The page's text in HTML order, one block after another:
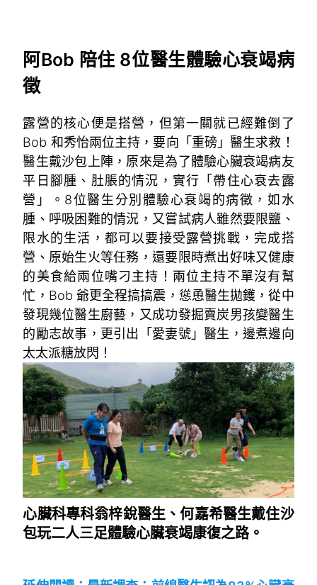
阿Bob 陪住 8位醫生體驗心衰竭病
徵
露營的核心便是搭營，但第一關就已經難倒了
Bob 和秀怡兩位主持，要向「重磅」醫生求救！
醫生戴沙包上陣，原來是為了體驗心臟衰竭病友
平日腳腫、肚脹的情況，實行「帶住心衰去露
營」。8位醫生分別體驗心衰竭的病徵，如水
腫、呼吸困難的情況，又嘗試病人雖然要限鹽、
限水的生活，都可以要接受露營挑戰，完成搭
營、原始生火等任務，還要限時煮出好味又健康
的美食給兩位嘴刁主持！兩位主持不單沒有幫
忙，Bob 爺更全程搞搞震，慫恿醫生拋鑊，從中
發現幾位醫生廚藝，又成功發掘賣炭男孩變醫生
的勵志故事，更引出「愛妻號」醫生，邊煮邊向
太太派糖放閃！
心臟科專科翁梓銳醫生、何嘉希醫生戴住沙
包玩二人三足體驗心臟衰竭康復之路。